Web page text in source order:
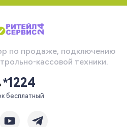
по продаже, подключению
кассовой техники.
*1224
бесплатный